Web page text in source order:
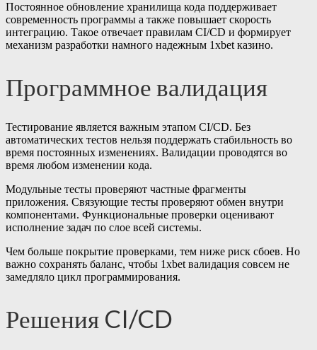
Постоянное обновление хранилища кода поддерживает
современность программы а также повышает скорость
интеграцию. Такое отвечает правилам CI/CD и формирует
механизм разработки намного надежным 1xbet казино.
Программное валидация
Тестирование является важным этапом CI/CD. Без
автоматических тестов нельзя поддержать стабильность во
время постоянных изменениях. Валидации проводятся во
время любом изменении кода.
Модульные тесты проверяют частные фрагменты
приложения. Связующие тесты проверяют обмен внутри
компонентами. Функциональные проверки оценивают
исполнение задач по слое всей системы.
Чем больше покрытие проверками, тем ниже риск сбоев. Но
важно сохранять баланс, чтобы 1xbet валидация совсем не
замедляло цикл программирования.
Решения CI/CD